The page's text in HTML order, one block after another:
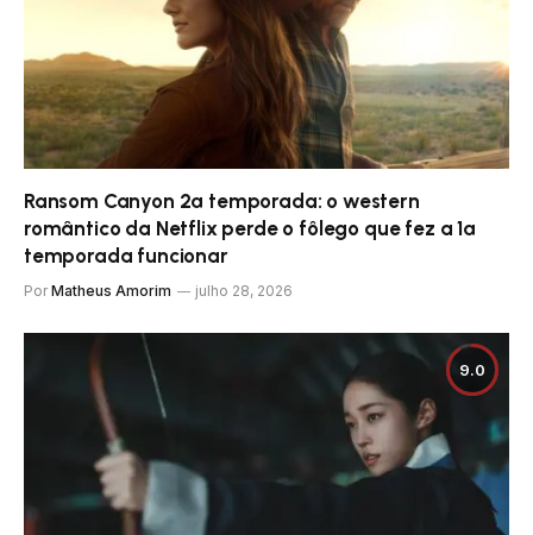
Ransom Canyon 2ª temporada: o western
romântico da Netflix perde o fôlego que fez a 1ª
temporada funcionar
Por Matheus Amorim julho 28, 2026
9.0